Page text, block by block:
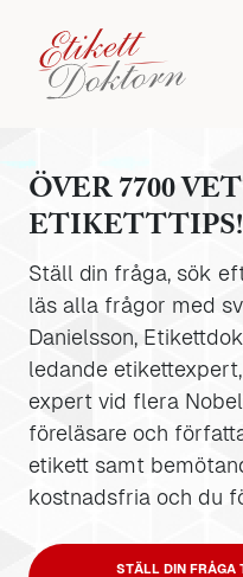
ÖVER 7700
ETIKETTTIPS!
Ställ din fråga, sök
läs alla frågor med
Danielsson,
ledande
expert vid flera
föreläsare och
etikett samt
kostnadsfria och du
STÄLL DIN FRÅGA